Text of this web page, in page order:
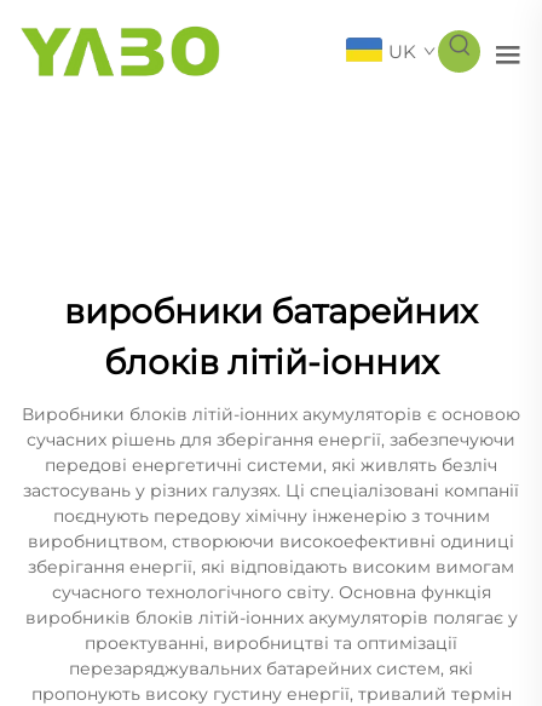
UK
виробники батарейних
блоків літій-іонних
Виробники блоків літій-іонних акумуляторів є основою
сучасних рішень для зберігання енергії, забезпечуючи
передові енергетичні системи, які живлять безліч
застосувань у різних галузях. Ці спеціалізовані компанії
поєднують передову хімічну інженерію з точним
виробництвом, створюючи високоефективні одиниці
зберігання енергії, які відповідають високим вимогам
сучасного технологічного світу. Основна функція
виробників блоків літій-іонних акумуляторів полягає у
проектуванні, виробництві та оптимізації
перезаряджувальних батарейних систем, які
пропонують високу густину енергії, тривалий термін